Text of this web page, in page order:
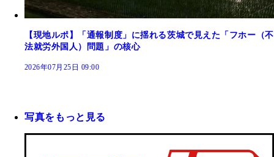
【現地ルポ】「通報制度」に揺れる茨城で見えた「フホー（不
法就労外国人）問題」の核心
2026年07月25日 09:00
写真をもっと見る